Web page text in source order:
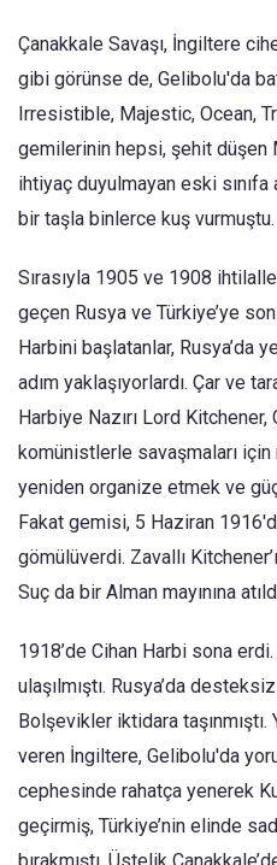
Çanakkale Savaşı, İngiltere
gibi görünse de, Gelibolu'da
Irresistible, Majestic, Ocean,
gemilerinin hepsi, şehit düşen
ihtiyaç duyulmayan eski
bir taşla binlerce kuş vurmuştu.
Sırasıyla 1905 ve 1908
geçen Rusya ve Türkiye’ye
Harbini başlatanlar, Rusya’da
adım yaklaşıyorlardı. Çar ve
Harbiye Nazırı Lord Kitchener,
komünistlerle savaşmaları
yeniden organize etmek ve
Fakat gemisi, 5 Haziran
gömülüverdi. Zavallı
Suç da bir Alman mayınına
1918’de Cihan Harbi sona
ulaşılmıştı. Rusya’da
Bolşevikler iktidara
veren İngiltere, Gelibolu'da
cephesinde rahatça yenerek
geçirmiş, Türkiye’nin elinde